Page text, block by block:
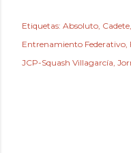
Etiquetas: Absoluto Cadete
Entrenamiento Federativo
JCP-Squash Villagarcía